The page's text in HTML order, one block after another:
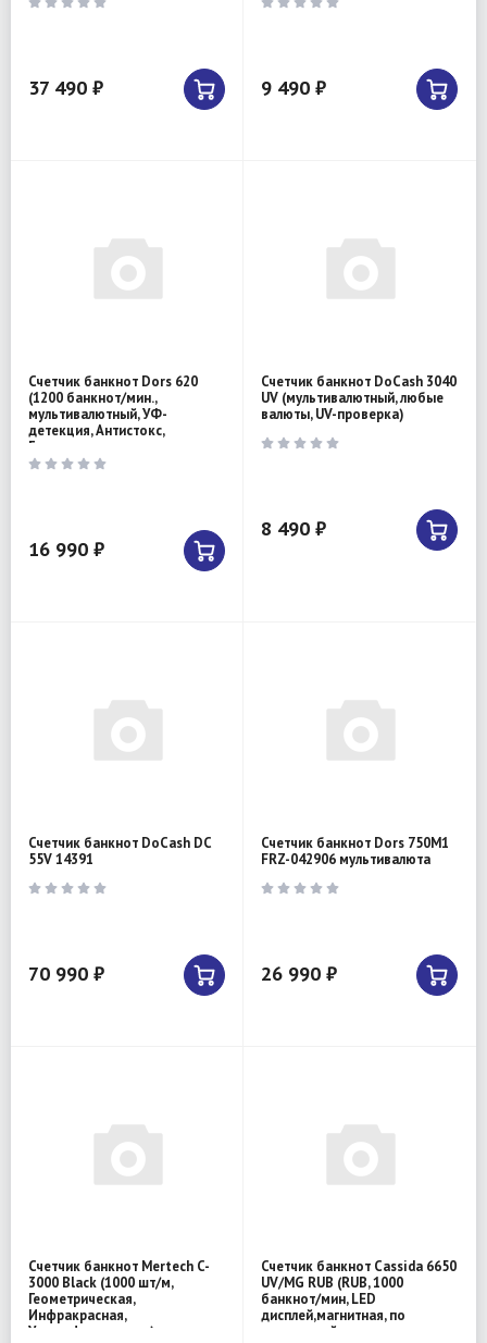
37 490 ₽ 9 490 ₽
Счетчик банкнот Dors 620
(1200 банкнот/мин.,
мультивалютный, УФ-
детекция, Антистокс,
Геомертрия, нес
16 990 ₽
Счетчик банкнот DoCash 3040
UV (мультивалютный, любые
валюты, UV-проверка)
8 490 ₽
Счетчик банкнот DoCash DC
55V 14391
70 990 ₽
Счетчик банкнот Dors 750M1
FRZ-042906 мультивалюта
26 990 ₽
Счетчик банкнот Mertech C-
3000 Black (1000 шт/м,
Геометрическая,
Инфракрасная,
Ультрафиолетовая)
Счетчик банкнот Cassida 6650
UV/MG RUB (RUB, 1000
банкнот/мин, LЕD
дисплей,магнитная, по
оптической